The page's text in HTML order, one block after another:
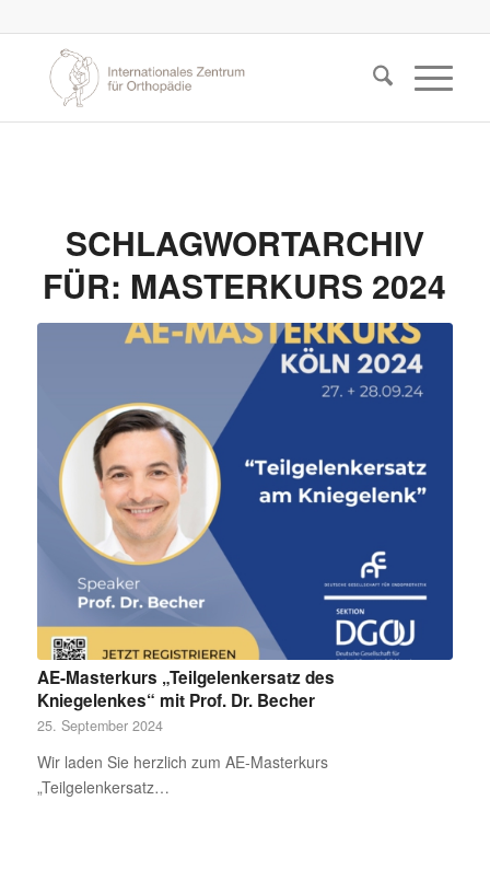
SCHLAGWORTARCHIV
FÜR: MASTERKURS 2024
AE-Masterkurs „Teilgelenkersatz des
Kniegelenkes“ mit Prof. Dr. Becher
25. September 2024
Wir laden Sie herzlich zum AE-Masterkurs
„Teilgelenkersatz…